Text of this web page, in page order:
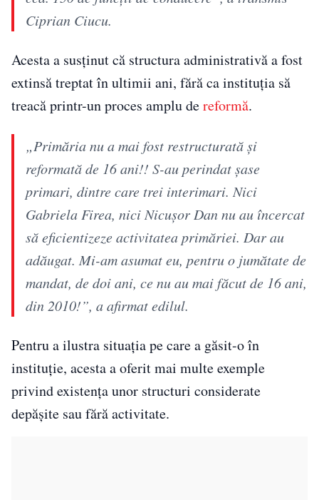
Ciprian Ciucu.
Acesta a susținut că structura administrativă a fost
extinsă treptat în ultimii ani, fără ca instituția să
treacă printr-un proces amplu dereformă.
„Primăria nu a mai fost restructurată și
reformată de 16 ani!! S-au perindat șase
primari, dintre care trei interimari. Nici
Gabriela Firea, nici Nicușor Dan nu au încercat
să eficientizeze activitatea primăriei. Dar au
adăugat. Mi-am asumat eu, pentru o jumătate de
mandat, de doi ani, ce nu au mai făcut de 16 ani,
din 2010!”, a afirmat edilul.
Pentru a ilustra situația pe care a găsit-o în
instituție, acesta a oferit mai multe exemple
privind existența unor structuri considerate
depășite sau fără activitate.